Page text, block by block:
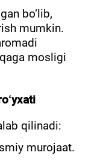
bo‘lib,
mumkin.
mosligi
qilinadi:
murojaat.